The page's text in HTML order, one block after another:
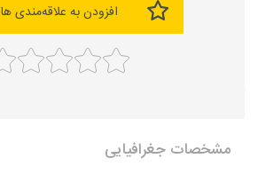
افزودن به علاقه‌مندی ها
مشخصات جغرافیایی